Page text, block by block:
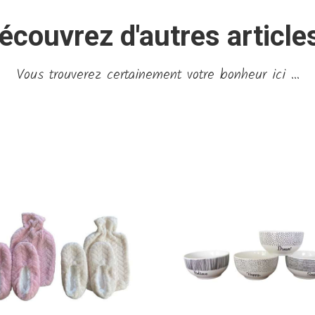
d'autres
Vous trouverez certainement votre bonheur ici ...